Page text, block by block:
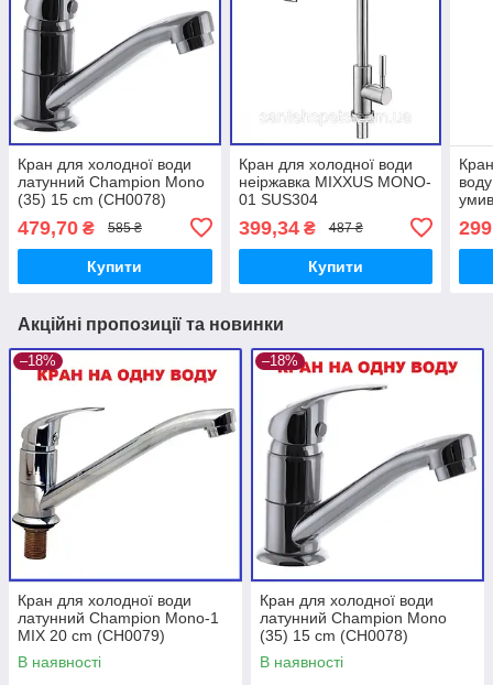
Кран для холодної води
латунний Champion Mono
(35) 15 cm (CH0078)
479,70 ₴ 585 ₴
Купити
Кран для холодної води
неіржавка MIXXUS MONO-
01 SUS304
399,34₴ 487 ₴
Купити
Акційні пропозиції та новинки
–18%
Кран для холодної води
латунний Champion Mono-1
MIX 20 cm (CH0079)
В наявності
–18%
Кран для холодної води
латунний Champion Mono
(35) 15 cm (CH0078)
В наявності